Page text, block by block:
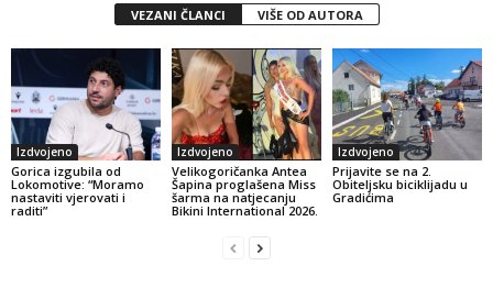
VEZANI ČLANCI VIŠE OD AUTORA
Izdvojeno
Gorica izgubila od
Lokomotive: “Moramo
nastaviti vjerovati i
raditi”
Izdvojeno
Velikogoričanka Antea
Šapina proglašena Miss
šarma na natjecanju
Bikini International 2026.
Izdvojeno
Prijavite se na 2.
Obiteljsku biciklijadu u
Gradićima